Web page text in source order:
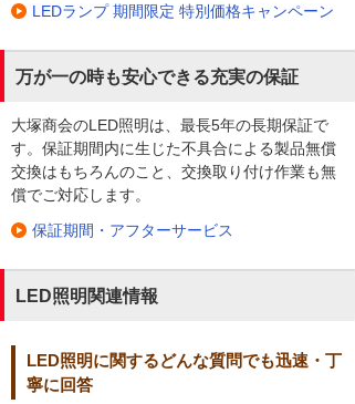
LEDランプ 期間限定 特別価格キャンペーン
万が一の時も安心できる充実の保証
大塚商会のLED照明は、最長5年の長期保証で
す。保証期間内に生じた不具合による製品無償
交換はもちろんのこと、交換取り付け作業も無
償でご対応します。
保証期間・アフターサービス
LED照明関連情報
LED照明に関するどんな質問でも迅速・丁
寧に回答